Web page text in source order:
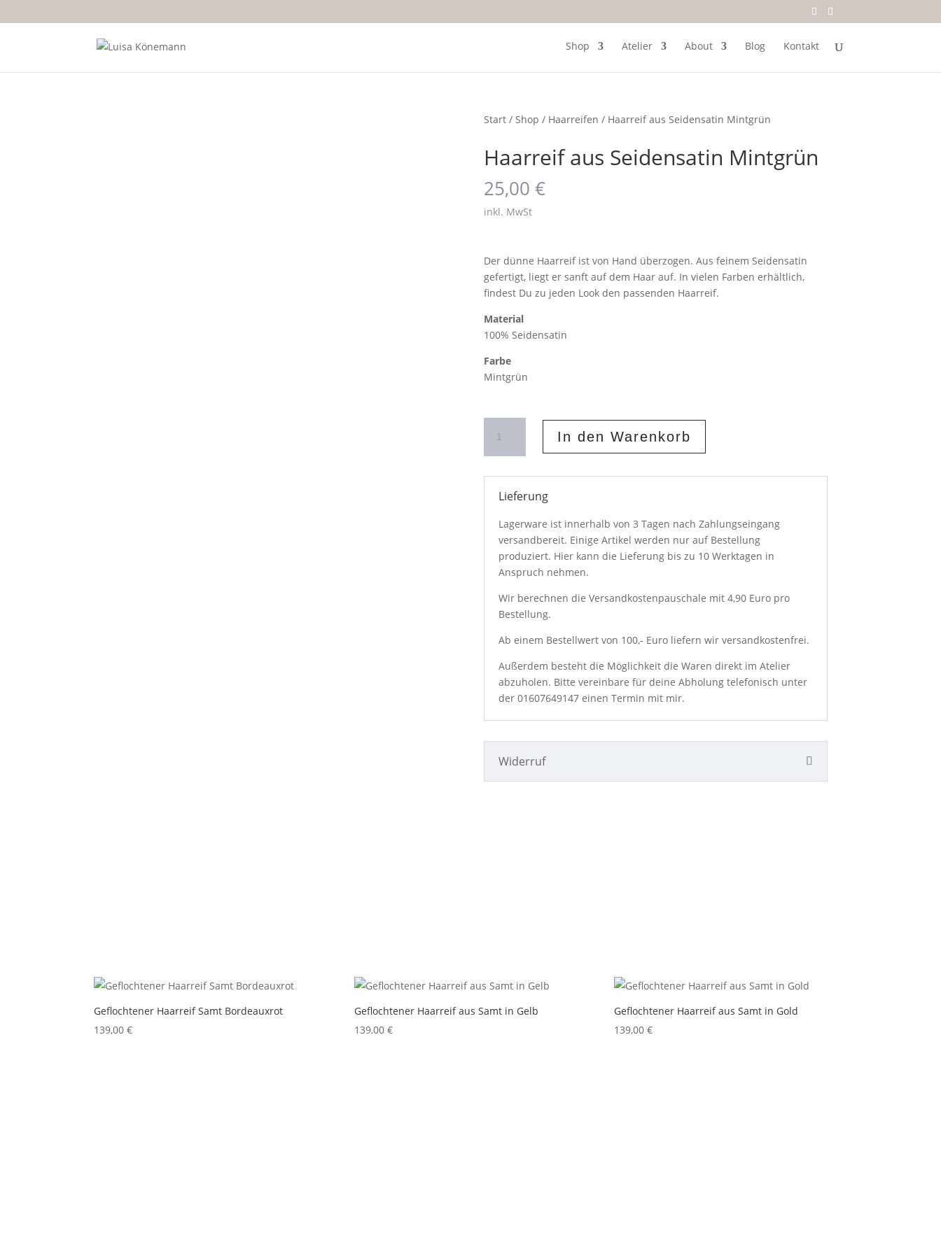
Shop Atelier About Blog Kontakt
Start/ Shop / Haarreifen / Haarreif aus Seidensatin Mintgrün
Haarreif aus Seidensatin Mintgrün
25,00 €
inkl. MwSt
Der dünne Haarreif ist von Hand überzogen. Aus feinem Seidensatin
gefertigt, liegt er sanft auf dem Haar auf. In vielen Farben erhältlich,
findest Du zu jeden Look den passenden Haarreif.
Material
100% Seidensatin
Farbe
Mintgrün
aus
Seidensatin
In den Warenkorb
Lieferung
Lagerware ist innerhalb von 3 Tagen nach Zahlungseingang
versandbereit. Einige Artikel werden nur auf Bestellung
produziert. Hier kann die Lieferung bis zu 10 Werktagen in
Anspruch nehmen.
Wir berechnen die Versandkostenpauschale mit 4,90 Euro pro
Bestellung.
Ab einem Bestellwert von 100,- Euro liefern wir versandkostenfrei.
Außerdem besteht die Möglichkeit die Waren direkt im Atelier
abzuholen. Bitte vereinbare für deine Abholung telefonisch unter
der 01607649147 einen Termin mit mir.
Widerruf
Geflochtener Haarreif Samt Bordeauxrot
139,00€
Geflochtener Haarreif aus Samt in Gelb
139,00 €
Geflochtener Haarreif aus Samt in Gold
139,00€